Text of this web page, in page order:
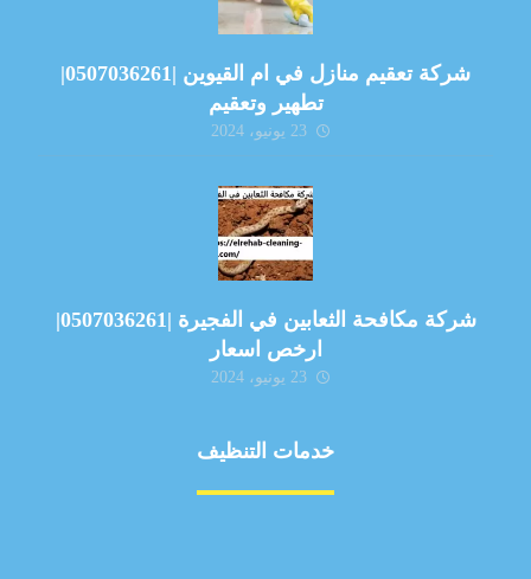
شركة تعقيم منازل في ام القيوين |0507036261|
تطهير وتعقيم
23 يونيو، 2024
شركة مكافحة الثعابين في الفجيرة |0507036261|
ارخص اسعار
23 يونيو، 2024
خدمات التنظيف